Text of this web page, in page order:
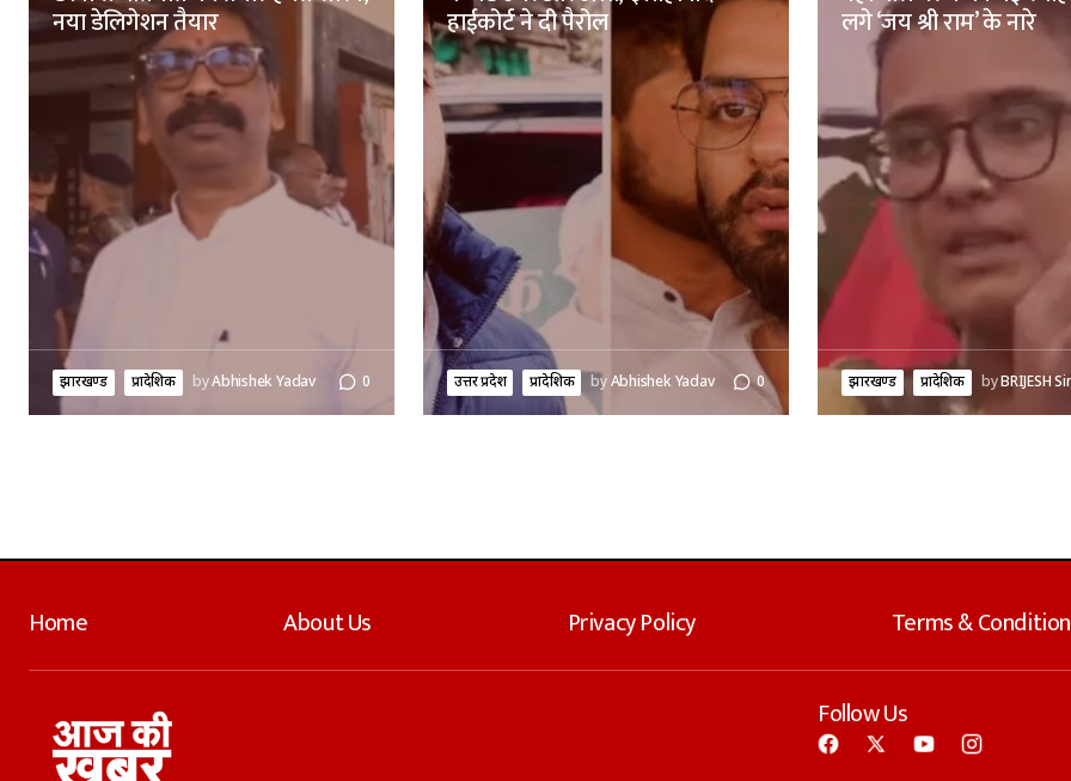
नया डेलिगेशन तैयार
झारखण्ड प्रादेशिक byAbhishek Yadav 0
हाईकोर्ट ने दी पैरोल
उत्तर प्रदेश प्रादेशिक byAbhishek Yadav 0
लगे ‘जय श्री राम’ के नारे
झारखण्ड प्रादेशिक byBRIJESH
Home About Us Privacy Policy Terms &
Follow Us